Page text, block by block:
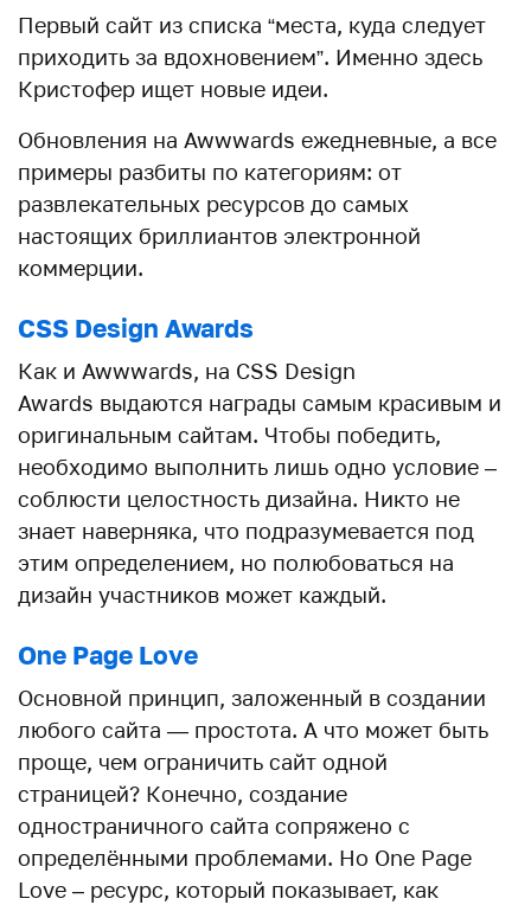
Первый сайт из списка “места, куда следует
приходить за вдохновением”. Именно здесь
Кристофер ищет новые идеи.
Обновления на Awwwards ежедневные, а все
примеры разбиты по категориям: от
развлекательных ресурсов до самых
настоящих бриллиантов электронной
коммерции.
CSS Design Awards
Как и Awwwards, на CSS Design
Awards выдаются награды самым красивым и
оригинальным сайтам. Чтобы победить,
необходимо выполнить лишь одно условие –
соблюсти целостность дизайна. Никто не
знает наверняка, что подразумевается под
этим определением, но полюбоваться на
дизайн участников может каждый.
One Page Love
Основной принцип, заложенный в создании
любого сайта — простота. А что может быть
проще, чем ограничить сайт одной
страницей? Конечно, создание
одностраничного сайта сопряжено с
определёнными проблемами. Но One Page
Love – ресурс, который показывает, как